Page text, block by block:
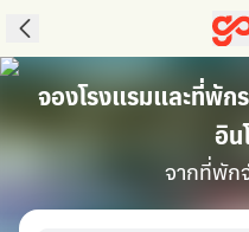
จองโรงแรมและที่พัก
อิน
จากที่พัก